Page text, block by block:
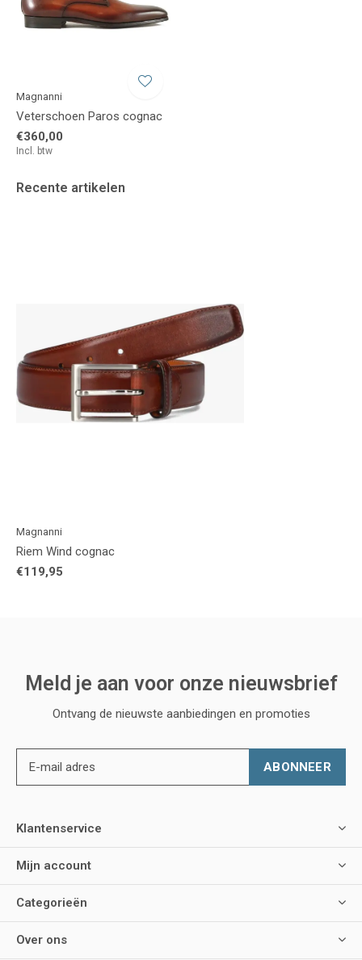
Magnanni
Veterschoen Paros cognac
€360,00
Incl. btw
Recente artikelen
Magnanni
Riem Wind cognac
€119,95
Meld je aan voor onze nieuwsbrief
Ontvang de nieuwste aanbiedingen en promoties
ABONNEER
Klantenservice
Mijn account
Categorieën
Over ons